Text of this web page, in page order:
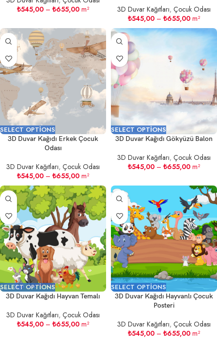
₺545,00 – ₺655,00 m² 3D Duvar Kağıtları, Çocuk Odası
₺545,00 – ₺655,00 m²
SELECT OPTIONS
3D Duvar Kağıdı Erkek Çocuk
Odası
3D Duvar Kağıtları, Çocuk Odası
₺545,00 – ₺655,00 m²
SELECT OPTIONS
3D Duvar Kağıdı Gökyüzü Balon
3D Duvar Kağıtları, Çocuk Odası
₺545,00 – ₺655,00 m²
SELECT OPTIONS
3D Duvar Kağıdı Hayvan Temalı
3D Duvar Kağıtları, Çocuk Odası
₺545,00 – ₺655,00 m²
SELECT OPTIONS
3D Duvar Kağıdı Hayvanlı Çocuk
Posteri
3D Duvar Kağıtları, Çocuk Odası
₺545,00 – ₺655,00 m²